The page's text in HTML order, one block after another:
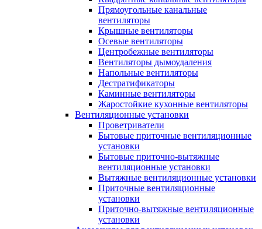
Прямоугольные канальные
вентиляторы
Крышные вентиляторы
Осевые вентиляторы
Центробежные вентиляторы
Вентиляторы дымоудаления
Напольные вентиляторы
Дестратификаторы
Каминные вентиляторы
Жаростойкие кухонные вентиляторы
Вентиляционные установки
Проветриватели
Бытовые приточные вентиляционные
установки
Бытовые приточно-вытяжные
вентиляционные установки
Вытяжные вентиляционные установки
Приточные вентиляционные
установки
Приточно-вытяжные вентиляционные
установки